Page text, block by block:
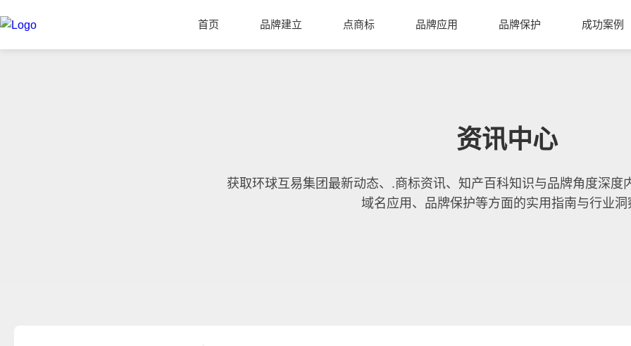
首页 品牌建立 点商标 品牌应用 品牌保护 成功案例
资讯中心
获取环球互易集团最新动态、.商标资讯、知产百科知识与品牌角度深度
域名应用、品牌保护等方面的实用指南与行业洞